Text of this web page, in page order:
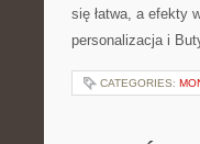
się łatwa, a efekty
personalizacja i
CATEGORIES: